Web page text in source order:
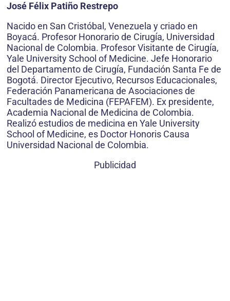
José Félix Patiño Restrepo
Nacido en San Cristóbal, Venezuela y criado en
Boyacá. Profesor Honorario de Cirugía, Universidad
Nacional de Colombia. Profesor Visitante de Cirugía,
Yale University School of Medicine. Jefe Honorario
del Departamento de Cirugía, Fundación Santa Fe de
Bogotá. Director Ejecutivo, Recursos Educacionales,
Federación Panamericana de Asociaciones de
Facultades de Medicina (FEPAFEM). Ex presidente,
Academia Nacional de Medicina de Colombia.
Realizó estudios de medicina en Yale University
School of Medicine, es Doctor Honoris Causa
Universidad Nacional de Colombia.
Publicidad